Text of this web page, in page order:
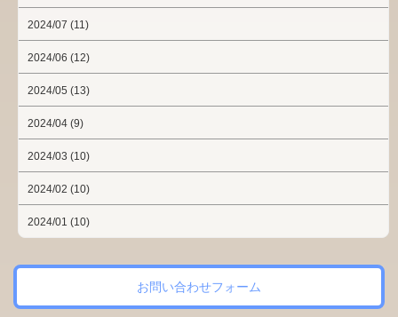
2024/07 (11)
2024/06 (12)
2024/05 (13)
2024/04 (9)
2024/03 (10)
2024/02 (10)
2024/01 (10)
お問い合わせフォーム